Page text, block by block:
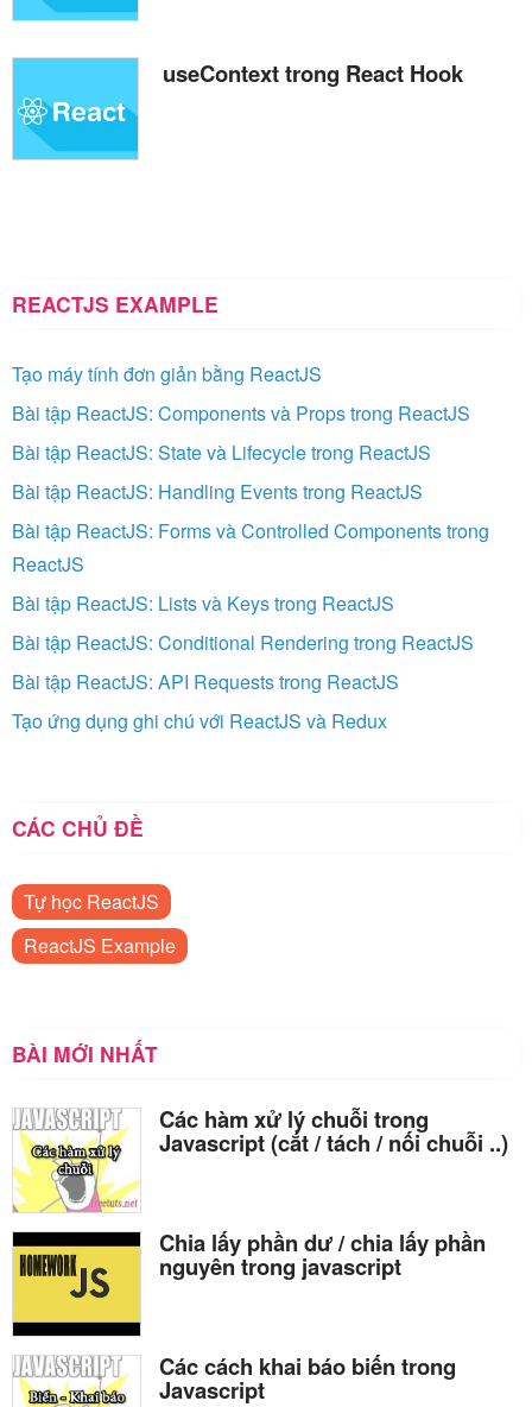
useContext trong React Hook
REACTJS EXAMPLE
Tạo máy tính đơn giản bằng ReactJS
Bài tập ReactJS: Components và Props trong ReactJS
Bài tập ReactJS: State và Lifecycle trong ReactJS
Bài tập ReactJS: Handling Events trong ReactJS
Bài tập ReactJS: Forms và Controlled Components trong
ReactJS
Bài tập ReactJS: Lists và Keys trong ReactJS
Bài tập ReactJS: Conditional Rendering trong ReactJS
Bài tập ReactJS: API Requests trong ReactJS
Tạo ứng dụng ghi chú với ReactJS và Redux
CÁC CHỦ ĐỀ
Tự học ReactJS
ReactJS Example
BÀI MỚI NHẤT
Các hàm xử lý chuỗi trong
Javascript (cắt / tách / nối chuỗi ..)
Chia lấy phần dư / chia lấy phần
nguyên trong javascript
Các cách khai báo biến trong
Javascript